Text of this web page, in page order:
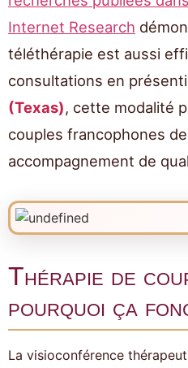
Internet Research
téléthérapie est aussi
consultations en
(Texas), cette modalité
couples francophones
accompagnement de
Thérapie de
pourquoi ça
La visioconférence